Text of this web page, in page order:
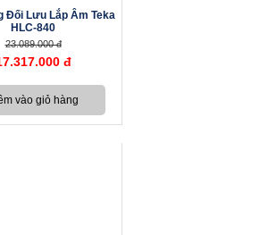
Đối Lưu Lắp Âm Teka
HLC-840
23.089.000 đ
đ